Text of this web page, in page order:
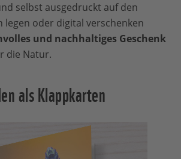
selbst ausgedruckt auf den
legen oder digital verschenken
und nachhaltiges Geschenk
die Natur.
als Klappkarten